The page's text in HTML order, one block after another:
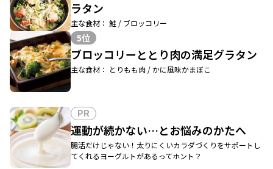
ラタン
主な食材： 鮭 / ブロッコリー
5位
ブロッコリーととり肉の満足グラタン
主な食材： とりもも肉 / かに風味かまぼこ
PR
運動が続かない…とお悩みのかたへ
腸活だけじゃない！太りにくいカラダづくりをサポートし
てくれるヨーグルトがあるってホント？